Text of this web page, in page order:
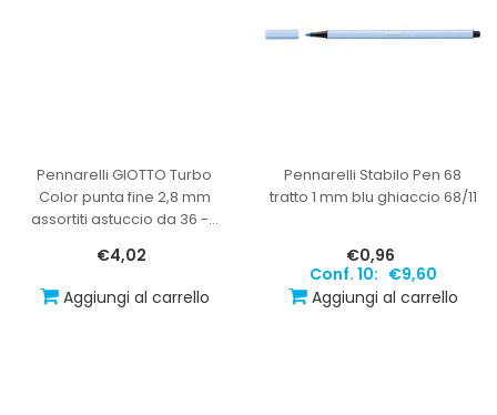
Pennarelli GIOTTO Turbo
Color punta fine 2,8 mm
assortiti astuccio da 36 -…
€4,02
Aggiungi al carrello
Pennarelli Stabilo Pen 68
tratto 1 mm blu ghiaccio 68/11
€0,96
Conf. 10: €9,60
Aggiungi al carrello